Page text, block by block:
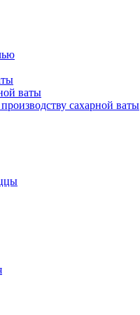
ваты
сахарной ваты